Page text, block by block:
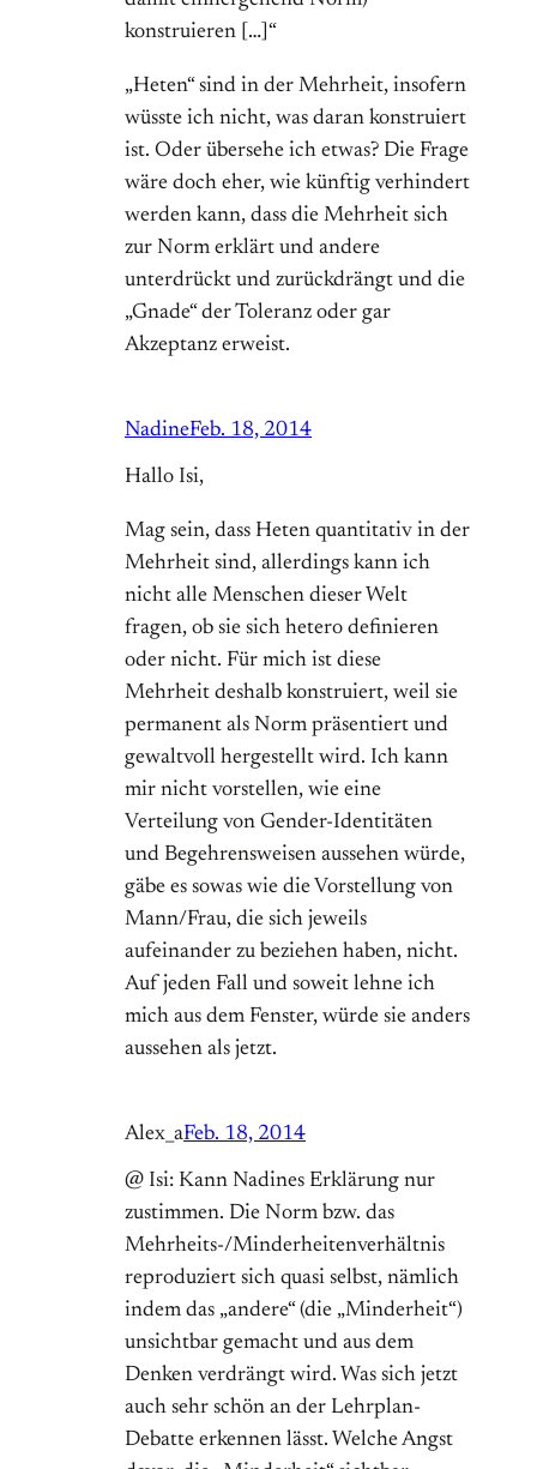
konstruieren […]“
„Heten“ sind in der Mehrheit, insofern
wüsste ich nicht, was daran konstruiert
ist. Oder übersehe ich etwas? Die Frage
wäre doch eher, wie künftig verhindert
werden kann, dass die Mehrheit sich
zur Norm erklärt und andere
unterdrückt und zurückdrängt und die
„Gnade“ der Toleranz oder gar
Akzeptanz erweist.
NadineFeb. 18, 2014
Hallo Isi,
Mag sein, dass Heten quantitativ in der
Mehrheit sind, allerdings kann ich
nicht alle Menschen dieser Welt
fragen, ob sie sich hetero definieren
oder nicht. Für mich ist diese
Mehrheit deshalb konstruiert, weil sie
permanent als Norm präsentiert und
gewaltvoll hergestellt wird. Ich kann
mir nicht vorstellen, wie eine
Verteilung von Gender-Identitäten
und Begehrensweisen aussehen würde,
gäbe es sowas wie die Vorstellung von
Mann/Frau, die sich jeweils
aufeinander zu beziehen haben, nicht.
Auf jeden Fall und soweit lehne ich
mich aus dem Fenster, würde sie anders
aussehen als jetzt.
Alex_aFeb. 18, 2014
@ Isi: Kann Nadines Erklärung nur
zustimmen. Die Norm bzw. das
Mehrheits-/Minderheitenverhältnis
reproduziert sich quasi selbst, nämlich
indem das „andere“ (die „Minderheit“)
unsichtbar gemacht und aus dem
Denken verdrängt wird. Was sich jetzt
auch sehr schön an der Lehrplan-
Debatte erkennen lässt. Welche Angst